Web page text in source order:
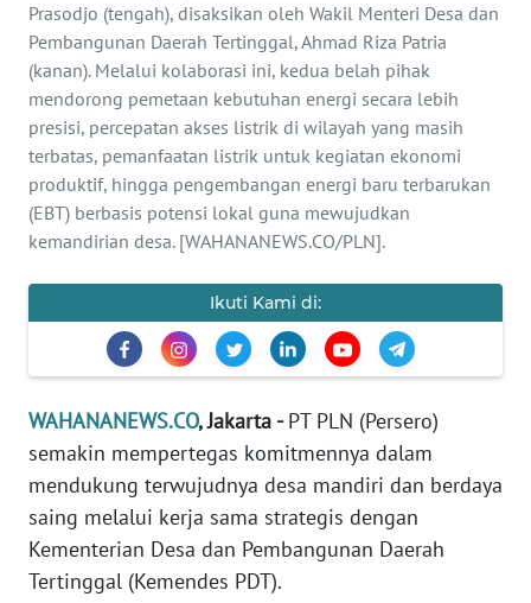
Prasodjo (tengah), disaksikan oleh Wakil Menteri Desa dan
Pembangunan Daerah Tertinggal, Ahmad Riza Patria
(kanan). Melalui kolaborasi ini, kedua belah pihak
mendorong pemetaan kebutuhan energi secara lebih
presisi, percepatan akses listrik di wilayah yang masih
terbatas, pemanfaatan listrik untuk kegiatan ekonomi
produktif, hingga pengembangan energi baru terbarukan
(EBT) berbasis potensi lokal guna mewujudkan
kemandirian desa. [WAHANANEWS.CO/PLN].
Ikuti Kami di:
WAHANANEWS.CO, Jakarta -PT PLN (Persero)
semakin mempertegas komitmennya dalam
mendukung terwujudnya desa mandiri dan berdaya
saing melalui kerja sama strategis dengan
Kementerian Desa dan Pembangunan Daerah
Tertinggal (Kemendes PDT).
OPINI
EDITORIAL
Informasi
INDEKS
KONTAK
INFO
IKLAN
TENTANG
KAMI
PEDOMAN